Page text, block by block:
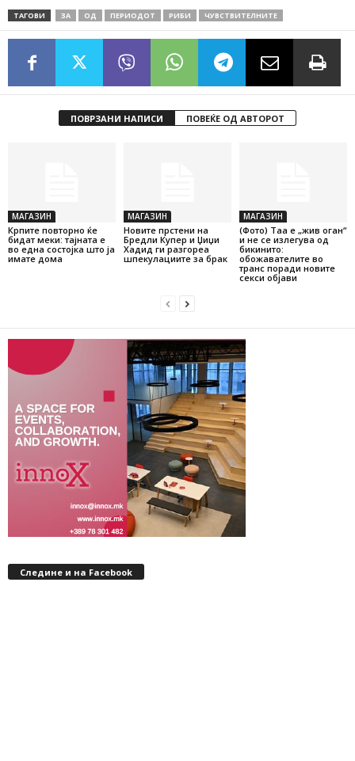
ТАГОВИ ЗА ОД ПЕРИОДОТ РИБИ ЧУВСТВИТЕЛНИТЕ
ПОВРЗАНИ НАПИСИ ПОВЕЌЕ ОД АВТОРОТ
МАГАЗИН
Крпите повторно ќе
бидат меки: тајната е
во една состојка што ја
имате дома
МАГАЗИН
Новите прстени на
Бредли Купер и Џиџи
Хадид ги разгореа
шпекулациите за брак
МАГАЗИН
(Фото) Таа е „жив оган“
и не се излегува од
бикинито:
обожавателите во
транс поради новите
секси објави
Следине и на Facebook